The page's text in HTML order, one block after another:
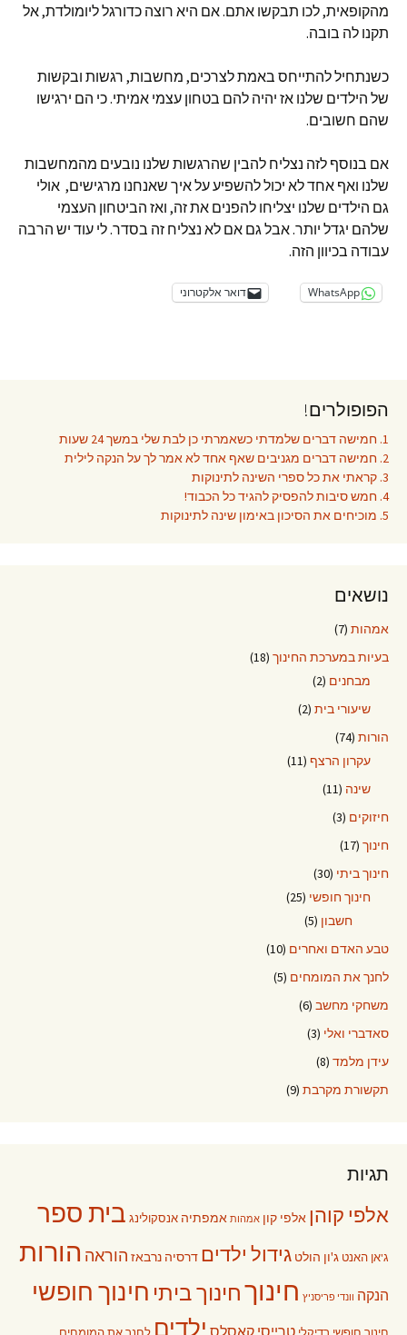
מהקופאית, לכו תבקשו אתם. אם היא רוצה כדורגל ליומולדת, אל
תקנו לה בובה.
כשנתחיל להתייחס באמת לצרכים, מחשבות, רגשות ובקשות
של הילדים שלנו אז יהיה להם בטחון עצמי אמיתי. כי הם ירגישו
שהם חשובים.
אם בנוסף לזה נצליח להבין שהרגשות שלנו נובעים מהמחשבות
שלנו ואף אחד לא יכול להשפיע על איך שאנחנו מרגישים, אולי
גם הילדים שלנו יצליחו להפנים את זה, ואז הביטחון העצמי
שלהם יגדל יותר. אבל גם אם לא נצליח זה בסדר. לי עוד יש הרבה
עבודה בכיוון הזה.
WhatsApp דואר אלקטרוני
הפופולרים!
1. חמישה דברים שלמדתי כשאמרתי כן לבת שלי במשך 24 שעות
2. חמישה דברים מגניבים שאף אחד לא אמר לך על הנקה לילית
3. קראתי את כל ספרי השינה לתינוקות
4. חמש סיבות להפסיק להגיד כל הכבוד!
5. מוכיחים את הסיכון באימון שינה לתינוקות
נושאים
אמהות (7)
בעיות במערכת החינוך (18)
מבחנים (2)
שיעורי בית (2)
הורות (74)
עקרון הרצף (11)
שינה (11)
חיזוקים (3)
חינוך (17)
חינוך ביתי (30)
חינוך חופשי (25)
חשבון (5)
טבע האדם ואחרים (10)
לחנך את המומחים (5)
משחקי מחשב (6)
סאדברי ואלי (3)
עידן מלמד (8)
תקשורת מקרבת (9)
תגיות
אלפי קוהן אלפי קון אמהות אמפתיה אנסקולינג בית ספר
ג'אן האנט ג'ון הולט גידול ילדים דרסיה נרבאז הוראה הורות
הנקה וונדי פריסניץ חינוךחינוך ביתי חינוך חופשי
ילדים